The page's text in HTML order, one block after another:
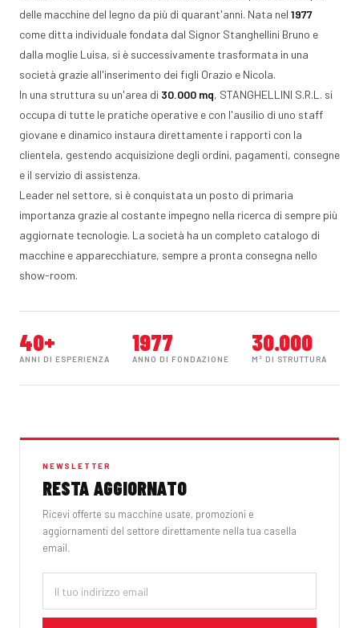
delle macchine del legno da più di quarant'anni. Nata nel 1977
come ditta individuale fondata dal Signor Stanghellini Bruno e
dalla moglie Luisa, si è successivamente trasformata in una
società grazie all'inserimento dei figli Orazio e Nicola.
In una struttura su un'area di 30.000 mq, STANGHELLINI S.R.L. si
occupa di tutte le pratiche operative e con l'ausilio di uno staff
giovane e dinamico instaura direttamente i rapporti con la
clientela, gestendo acquisizione degli ordini, pagamenti, consegne
e il servizio di assistenza.
Leader nel settore, si è conquistata un posto di primaria
importanza grazie al costante impegno nella ricerca di sempre più
aggiornate tecnologie. La società ha un completo catalogo di
macchine e apparecchiature, sempre a pronta consegna nello
show-room.
40+
ANNI DI ESPERIENZA
1977
ANNO DI FONDAZIONE
30.000
M² DI STRUTTURA
NEWSLETTER
RESTA AGGIORNATO
Ricevi offerte su macchine usate, promozioni e
aggiornamenti del settore direttamente nella tua casella
email.